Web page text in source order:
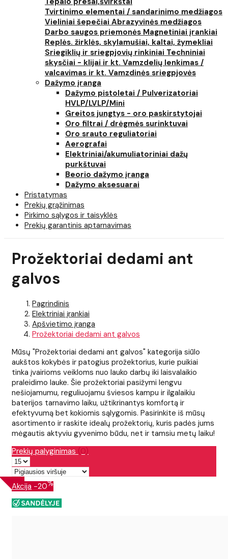
Tvirtinimo elementai / sandarinimo medžiagos
Vieliniai šepečiai Abrazyvinės medžiagos
Darbo saugos priemonės Magnetiniai įrankiai
Replės. žirklės, skylamušiai, kaltai, žymekliai
Sriegiklių ir sriegpjovių rinkiniai Techniniai
skysčiai - klijai ir kt. Vamzdelių lenkimas /
valcavimas ir kt. Vamzdinės sriegpjovės
Dažymo įranga
Dažymo pistoletai / Pulverizatoriai
HVLP/LVLP/Mini
Greitos jungtys - oro paskirstytojai
Oro filtrai / drėgmės surinktuvai
Oro srauto reguliatoriai
Aerografai
Elektriniai/akumuliatoriniai dažų
purkštuvai
Beorio dažymo įranga
Dažymo aksesuarai
Pristatymas
Prekių grąžinimas
Pirkimo sąlygos ir taisyklės
Prekių garantinis aptarnavimas
Prožektoriai dedami ant
galvos
Pagrindinis
Elektriniai įrankiai
Apšvietimo įranga
Prožektoriai dedami ant galvos
Mūsų "Prožektoriai dedami ant galvos" kategorija siūlo
aukštos kokybės ir patogius prožektorius, kurie puikiai
tinka įvairioms veikloms nuo lauko darbų iki laisvalaikio
praleidimo lauke. Šie prožektoriai pasižymi lengvu
nešiojamumu, reguliuojamu šviesos kampu ir ilgalaikiu
baterijos tarnavimo laiku, užtikrinantys komfortą ir
efektyvumą bet kokiomis sąlygomis. Pasirinkite iš mūsų
asortimento ir raskite idealų prožektorių, kuris padės jums
mėgautis aktyviu gyvenimo būdu, net ir tamsiu metų laiku!
Prekių palyginimas (0)
Akcija -20%